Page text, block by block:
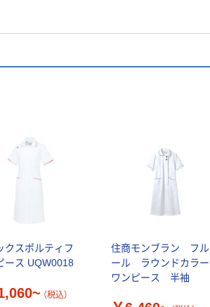
クスポルティフ
ース UQW0018
（税込）
住商モンブラン フル
ール ラウンドカラー
ワンピース 半袖